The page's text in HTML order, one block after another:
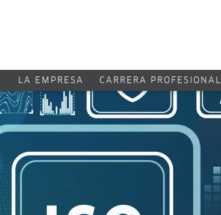
LA EMPRESA CARRERA PROFESIONAL